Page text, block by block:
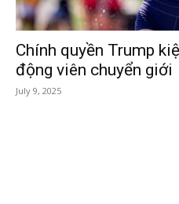
Chính quyền Trump
động viên chuyển giới
July 9, 2025